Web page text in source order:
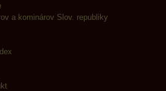
a kominárov Slov. republiky